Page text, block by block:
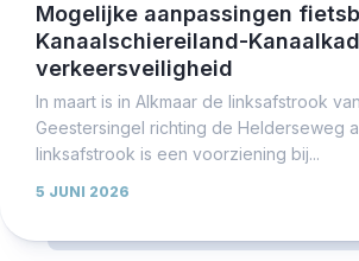
Mogelijke aanpassingen
Kanaalschiereiland-
verkeersveiligheid
In maart is in Alkmaar de linksafstrook
Geestersingel richting de Helderseweg
linksafstrook is een voorziening bij...
5 JUNI 2026